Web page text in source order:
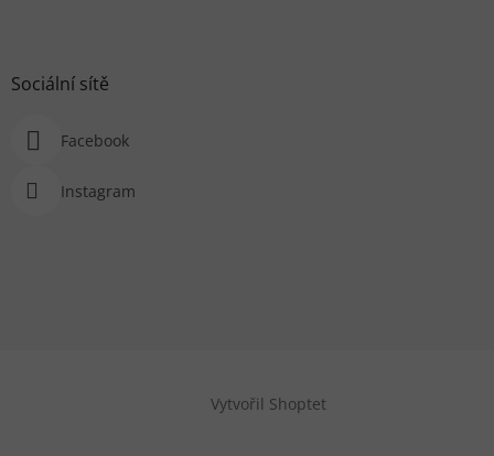
Sociální sítě
Facebook
Instagram
Vytvořil Shoptet